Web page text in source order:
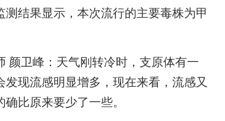
结果显示，本次流行的主要毒株为甲
卫峰：天气刚转冷时，支原体有一
现流感明显增多，现在来看，流感又
比原来要少了一些。